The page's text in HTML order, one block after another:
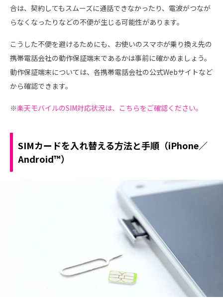
合は、契約してもスムーズに通話できなかったり、電波がつなが
らなくなったりなどの不便が生じる可能性があります。
こうした不便を避けるためにも、お使いのスマホが乗り換え先の
携帯電話会社の動作保証端末であるかは事前に確かめましょう。
動作保証端末については、各携帯電話会社の公式Webサイトなど
から確認できます。
※楽天モバイルのSIM対応状況は、こちらをご確認ください。
SIMカードを入れ替える方法と手順（iPhone／
Android™）